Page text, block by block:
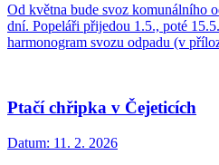
Od května bude svoz komunálního
dní. Popeláři přijedou 1.5., poté
harmonogram svozu odpadu (v
Ptačí chřipka v Čejeticích
Datum: 11. 2. 2026